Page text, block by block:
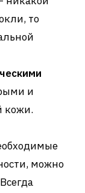
то
и
кожи.
можно